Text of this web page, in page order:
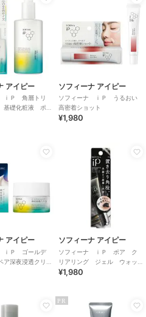
アイピー
ｉＰ 角層トリ
基礎化粧液 ポ
２０ＭＬ
ソフィーナ アイピー
ソフィーナ ｉＰ うるおい
高密着ショット
¥1,980
アイピー
ｉＰ ゴールデ
ア深夜浸透クリ
ソフィーナ アイピー
ソフィーナ ｉＰ ポア ク
リアリング ジェル ウォッ
シュ
¥1,980
PR